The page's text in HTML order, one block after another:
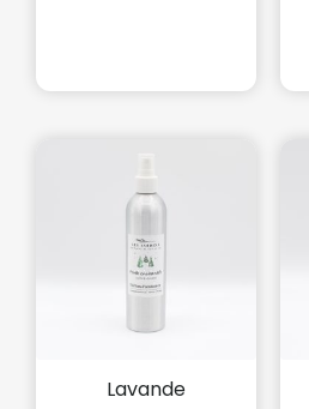
Lavande